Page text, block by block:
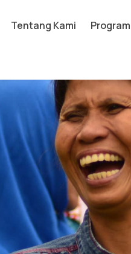
Tentang Kami Program